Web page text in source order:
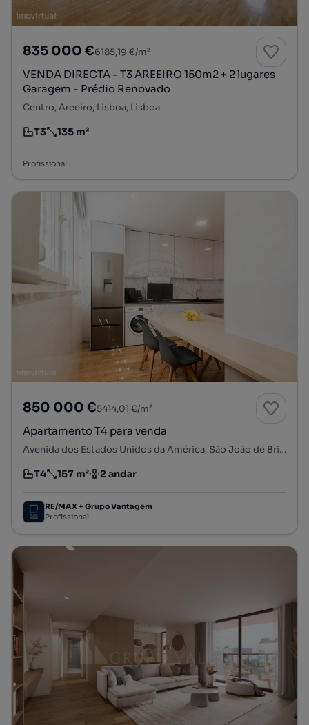
835 000 €6185,19 €/m²
VENDA DIRECTA - T3 AREEIRO 150m2 + 2 lugares
Garagem - Prédio Renovado
Centro, Areeiro, Lisboa, Lisboa
Tipologia
T3
Preço por metro quadrado
135 m²
Profissional
850 000 €5414,01 €/m²
Apartamento T4 para venda
Avenida dos Estados Unidos da América, São João de Brito, Alvalade, Lisboa, Lisboa
Tipologia
T4
Preço por metro quadrado
157 m²
Andar 2 andar
RE/MAX + Grupo Vantagem
Profissional